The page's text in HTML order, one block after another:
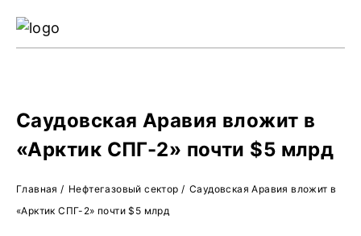
Саудовская Аравия вложит в
«Арктик СПГ-2» почти $5 млрд
Главная / Нефтегазовый сектор/ Саудовская Аравия вложит в
«Арктик СПГ-2» почти $5 млрд